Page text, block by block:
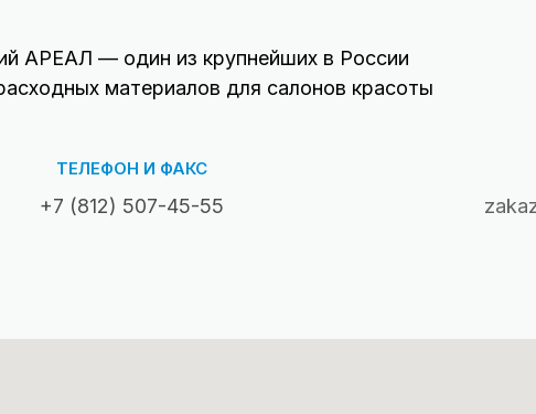
АРЕАЛ — один из крупнейших в России
материалов для салонов красоты
ТЕЛЕФОН И ФАКС
+7 (812) 507-45-55